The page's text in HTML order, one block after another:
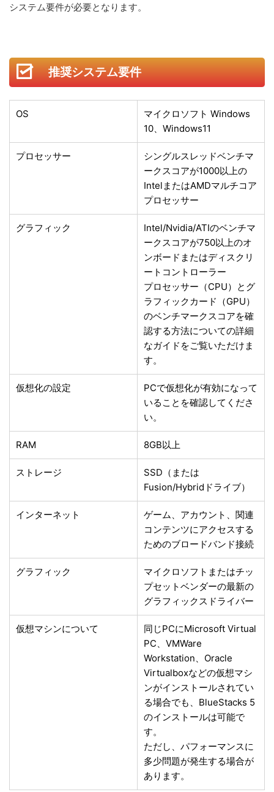
システム要件が必要となります。
推奨システム要件
OS
マイクロソフト Windows
10、Windows11
プロセッサー
シングルスレッドベンチマ
ークスコアが1000以上の
IntelまたはAMDマルチコア
プロセッサー
グラフィック
Intel/Nvidia/ATIのベンチマ
ークスコアが750以上のオ
ンボードまたはディスクリ
ートコントローラー
プロセッサー（CPU）とグ
ラフィックカード（GPU）
のベンチマークスコアを確
認する方法についての詳細
なガイドをご覧いただけま
す。
仮想化の設定
PCで仮想化が有効になって
いることを確認してくださ
い。
RAM 8GB以上
ストレージ
SSD（または
Fusion/Hybridドライブ）
インターネット
ゲーム、アカウント、関連
コンテンツにアクセスする
ためのブロードバンド接続
グラフィック
マイクロソフトまたはチッ
プセットベンダーの最新の
グラフィックスドライバー
仮想マシンについて
同じPCにMicrosoft Virtual
PC、VMWare
Workstation、Oracle
Virtualboxなどの仮想マシ
ンがインストールされてい
る場合でも、BlueStacks 5
のインストールは可能で
す。
ただし、パフォーマンスに
多少問題が発生する場合が
あります。